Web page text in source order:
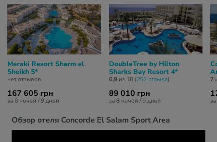
Обзор отеля Concorde El Salam Sport Area
Meraki Resort Sharm el
Sheikh 5*
нет отзывов
167 605 грн
за 8 ночей / 9 дней
DoubleTree by Hilton
Sharks Bay Resort 4*
6,9из 10 (252 отзывa)
89 010 грн
за 8 ночей / 9 дней
7